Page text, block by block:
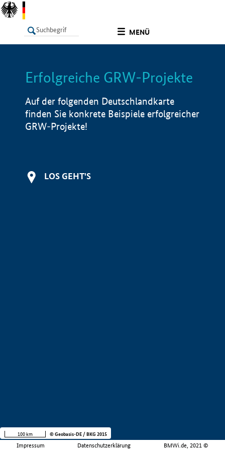
MENÜ
LISTE Info
Erfolgreiche GRW-Projekte
Auf der folgenden Deutschlandkarte
finden Sie konkrete Beispiele erfolgreicher
GRW-Projekte!
LOS GEHT'S
Impressum Datenschutzerklärung BMWi.de, 2021 ©
100 km © Geobasis-DE / BKG 2015